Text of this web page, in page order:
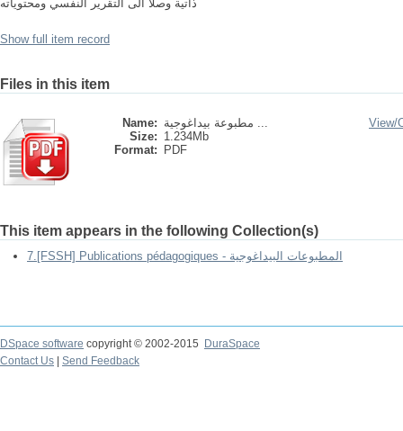
ذاتية وصلا الى التقرير النفسي ومحتوياته
Show full item record
Files in this item
Name:
مطبوعة بيداغوجية ...
Size: 1.234Mb
Format:
PDF
View/
This item appears in the following Collection(s)
7.[FSSH] Publications pédagogiques - المطبوعات البيداغوجية
DSpace software copyright © 2002-2015
DuraSpace
Contact Us
Send Feedback